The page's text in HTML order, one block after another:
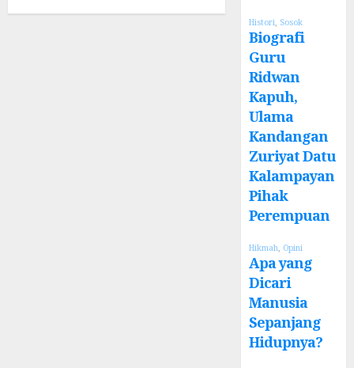
Histori Sosok
Biografi
Guru
Ridwan
Kapuh,
Ulama
Kandangan
Zuriyat Datu
Kalampayan
Pihak
Perempuan
Hikmah, Opini
Apa yang
Dicari
Manusia
Sepanjang
Hidupnya?